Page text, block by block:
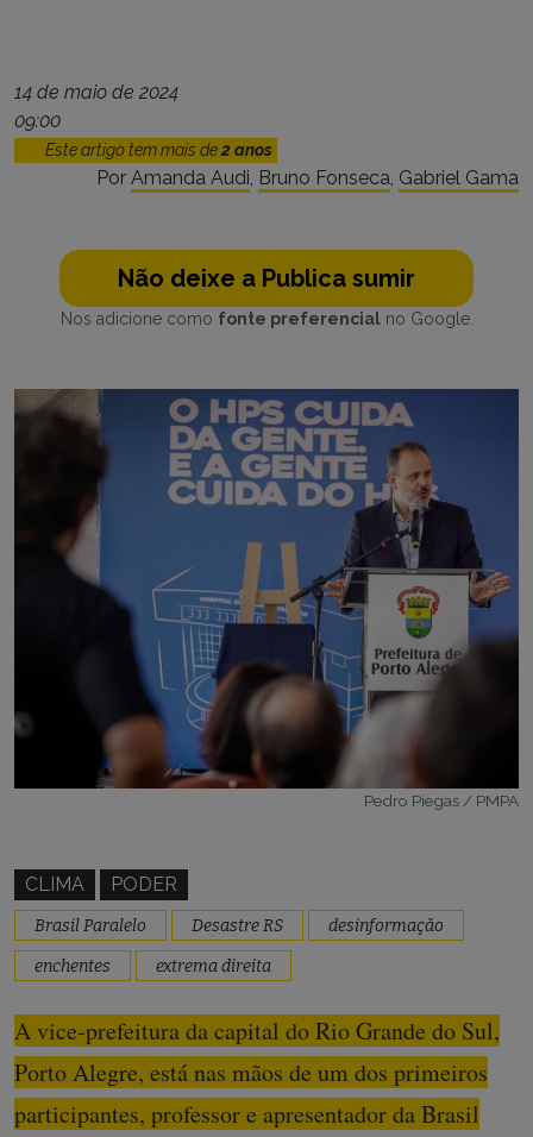
14 de maio de 2024
09:00
Este artigo tem mais de2 anos
Por Amanda Audi, Bruno Fonseca, Gabriel Gama
Não deixe a Publica sumir
Nos adicione como fonte preferencialno Google.
Pedro Piegas / PMPA
CLIMA PODER
Brasil Paralelo Desastre RS
desinformação
enchentes
extrema direita
A vice-prefeitura da capital do Rio Grande do Sul,
Porto Alegre, está nas mãos de um dos primeiros
participantes, professor e apresentador da Brasil